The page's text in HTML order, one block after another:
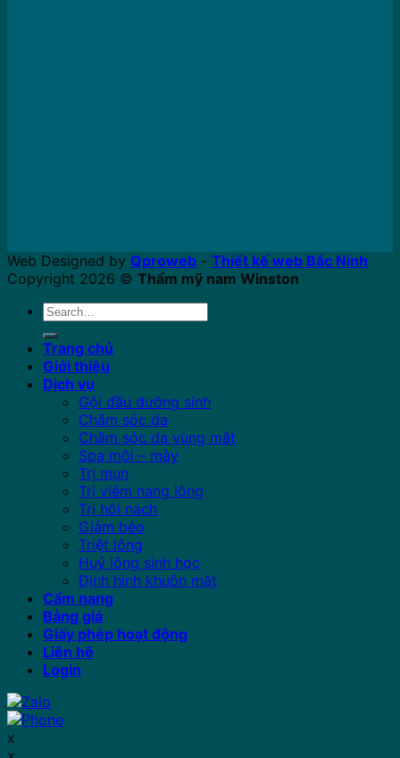
Web Designed by Qproweb - Thiết kế web Bắc Ninh
Copyright 2026 © Thẩm mỹ nam Winston
Search
Trang chủ
Giới thiệu
Dịch vụ
Gội đầu dưỡng sinh
Chăm sóc da
Chăm sóc da vùng mắt
Spa môi – mày
Trị mụn
Trị viêm nang lông
Trị hôi nách
Giảm béo
Triệt lông
Huỷ lông sinh học
Định hình khuôn mặt
Cẩm nang
Bảng giá
Giấy phép hoạt động
Liên hệ
Login
x